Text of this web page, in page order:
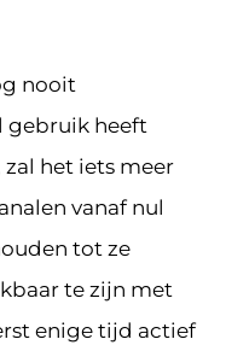
nooit
gebruik heeft
het iets meer
vanaf nul
tot ze
te zijn met
enige tijd actief